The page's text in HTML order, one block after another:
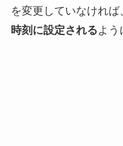
を変更していなければ
時刻に設定されるよう